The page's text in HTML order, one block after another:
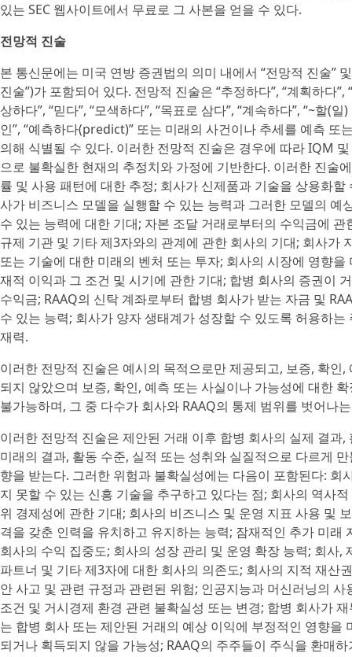
있는 SEC 웹사이트에서 무료로 그 사본을 얻을 수 있다.
전망적 진술
본 통신문에는 미국 연방 증권법의 의미 내에서 “전망적 진술”
진술”)가 포함되어 있다. 전망적 진술은 “추정하다”, “계획하다”,
상하다”, “믿다”, “모색하다”, “목표로 삼다”, “계속하다”, “~할(
인”, “예측하다(predict)” 또는 미래의 사건이나 추세를 예측
의해 식별될 수 있다. 이러한 전망적 진술은 경우에 따라 IQM
으로 불확실한 현재의 추정치와 가정에 기반한다. 이러한 진술
률 및 사용 패턴에 대한 추정; 회사가 신제품과 기술을 상용화
사가 비즈니스 모델을 실행할 수 있는 능력과 그러한 모델의
수 있는 능력에 대한 기대; 자본 조달 거래로부터의 수익금에
규제 기관 및 기타 제3자와의 관계에 관한 회사의 기대; 회사가
또는 기술에 대한 미래의 벤처 또는 투자; 회사의 시장에 영향
재적 이익과 그 조건 및 시기에 관한 기대; 합병 회사의 증권이
수익금; RAAQ의 신탁 계좌로부터 합병 회사가 받는 자금 및
수 있는 능력; 회사가 양자 생태계가 성장할 수 있도록 허용하
재력.
이러한 전망적 진술은 예시의 목적으로만 제공되고, 보증, 확
되지 않았으며 보증, 확인, 예측 또는 사실이나 가능성에 대한
불가능하며, 그 중 다수가 회사와 RAAQ의 통제 범위를 벗어나
이러한 전망적 진술은 제안된 거래 이후 합병 회사의 실제 결
미래의 결과, 활동 수준, 실적 또는 성취와 실질적으로 다르게
향을 받는다. 그러한 위험과 불확실성에는 다음이 포함된다:
지 못할 수 있는 신흥 기술을 추구하고 있다는 점; 회사의 역사
위 경제성에 관한 기대; 회사의 비즈니스 및 운영 지표 사용 및
격을 갖춘 인력을 유치하고 유지하는 능력; 잠재적인 추가 미
회사의 수익 집중도; 회사의 성장 관리 및 운영 확장 능력; 회사
파트너 및 기타 제3자에 대한 회사의 의존도; 회사의 지적 재산
안 사고 및 관련 규정과 관련된 위험; 인공지능과 머신러닝의
조건 및 거시경제 환경 관련 불확실성 또는 변경; 합병 회사가
는 합병 회사 또는 제안된 거래의 예상 이익에 부정적인 영향
되거나 획득되지 않을 가능성; RAAQ의 주주들이 주식을 환매